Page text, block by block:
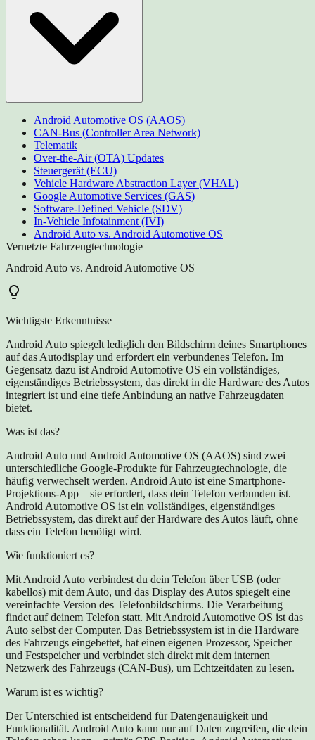
Android Automotive OS (AAOS)
CAN-Bus (Controller Area Network)
Telematik
Over-the-Air (OTA) Updates
Steuergerät (ECU)
Vehicle Hardware Abstraction Layer (VHAL)
Google Automotive Services (GAS)
Software-Defined Vehicle (SDV)
In-Vehicle Infotainment (IVI)
Android Auto vs. Android Automotive OS
Vernetzte Fahrzeugtechnologie
Android Auto vs. Android Automotive OS
Wichtigste Erkenntnisse
Android Auto spiegelt lediglich den Bildschirm deines Smartphones
auf das Autodisplay und erfordert ein verbundenes Telefon. Im
Gegensatz dazu ist Android Automotive OS ein vollständiges,
eigenständiges Betriebssystem, das direkt in die Hardware des Autos
integriert ist und eine tiefe Anbindung an native Fahrzeugdaten
bietet.
Was ist das?
Android Auto und Android Automotive OS (AAOS) sind zwei
unterschiedliche Google-Produkte für Fahrzeugtechnologie, die
häufig verwechselt werden. Android Auto ist eine Smartphone-
Projektions-App – sie erfordert, dass dein Telefon verbunden ist.
Android Automotive OS ist ein vollständiges, eigenständiges
Betriebssystem, das direkt auf der Hardware des Autos läuft, ohne
dass ein Telefon benötigt wird.
Wie funktioniert es?
Mit Android Auto verbindest du dein Telefon über USB (oder
kabellos) mit dem Auto, und das Display des Autos spiegelt eine
vereinfachte Version des Telefonbildschirms. Die Verarbeitung
findet auf deinem Telefon statt. Mit Android Automotive OS ist das
Auto selbst der Computer. Das Betriebssystem ist in die Hardware
des Fahrzeugs eingebettet, hat einen eigenen Prozessor, Speicher
und Festspeicher und verbindet sich direkt mit dem internen
Netzwerk des Fahrzeugs (CAN-Bus), um Echtzeitdaten zu lesen.
Warum ist es wichtig?
Der Unterschied ist entscheidend für Datengenauigkeit und
Funktionalität. Android Auto kann nur auf Daten zugreifen, die dein